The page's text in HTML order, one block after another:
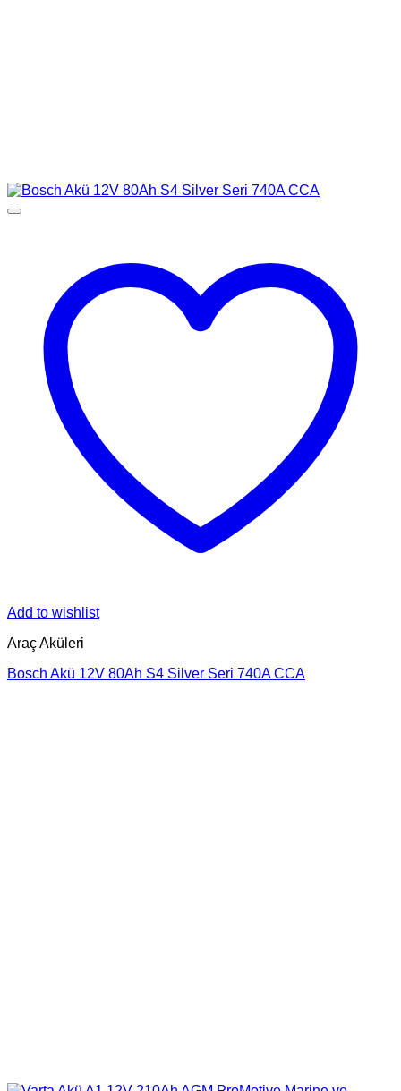
Add to wishlist
Araç Aküleri
Bosch Akü 12V 80Ah S4 Silver Seri 740A CCA